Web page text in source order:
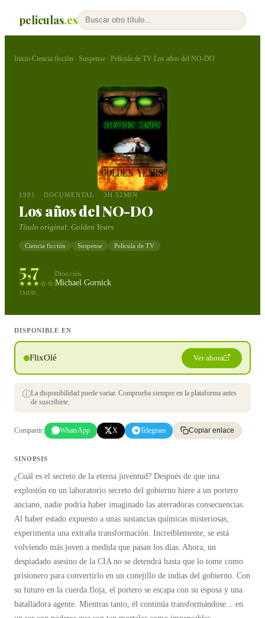
peliculas.es
Inicio›Ciencia ficción · Suspense · Película de TV›Los años del NO-DO
1991 DOCUMENTAL 3H 52MIN
Los años del NO-DO
Título original: Golden Years
Ciencia ficción Suspense Película de TV
5,7
★★★☆☆
TMDB
Dirección
Michael Gornick
DISPONIBLE EN
FlixOlé Ver ahora
La disponibilidad puede variar. Comprueba siempre en la plataforma antes
de suscribirte.
Compartir: WhatsApp X Telegram Copiar enlace
SINOPSIS
¿Cuál es el secreto de la eterna juventud? Después de que una
explosión en un laboratorio secreto del gobierno hiere a un portero
anciano, nadie podría haber imaginado las aterradoras consecuencias.
Al haber estado expuesto a unas sustancias químicas misteriosas,
experimenta una extraña transformación. Increíblemente, se está
volviendo más joven a medida que pasan los días. Ahora, un
despiadado asesino de la CIA no se detendrá hasta que lo tome como
prisionero para convertirlo en un conejillo de indias del gobierno. Con
su futuro en la cuerda floja, el portero se escapa con su esposa y una
batalladora agente. Mientras tanto, él continúa transformándose... en